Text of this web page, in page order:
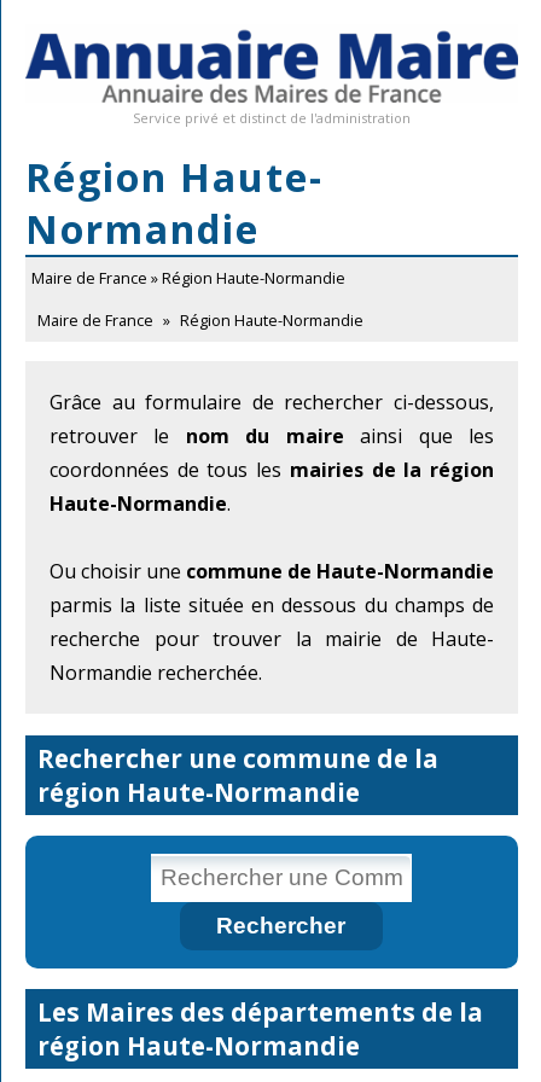
Service privé et distinct de l'administration
Région Haute-
Normandie
Maire de France » Région Haute-Normandie
Maire de France » Région Haute-Normandie
Grâce au formulaire de rechercher ci-dessous,
retrouver le nom du maire ainsi que les
coordonnées de tous les mairies de la région
Haute-Normandie.
Ou choisir une commune de Haute-Normandie
parmis la liste située en dessous du champs de
recherche pour trouver la mairie de Haute-
Normandie recherchée.
Rechercher une commune de la
région Haute-Normandie
Les Maires des départements de la
région Haute-Normandie